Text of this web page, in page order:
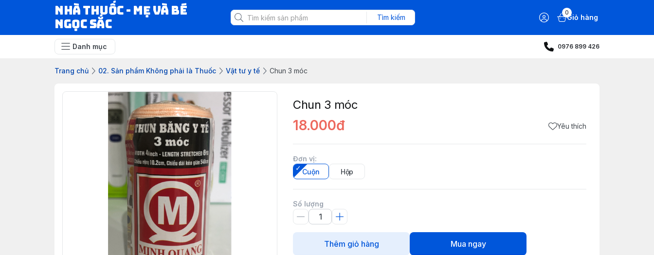
Nhà Thuốc - Mẹ và Bé
Ngọc Sắc
Tìm kiếm
0
Giỏ hàng
Danh mục 0976 899 426
Trang chủ 02. Sản phẩm Không phải là Thuốc Vật tư y tế Chun 3 móc
Chun 3 móc
18.000đ Yêu thích
Đơn vị:
Cuộn
Hộp
Số lượng
Thêm giỏ hàng Mua ngay